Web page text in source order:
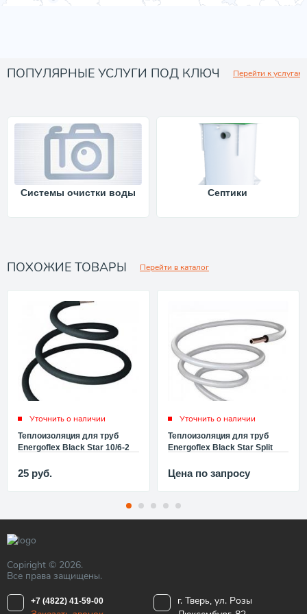
ПОПУЛЯРНЫЕ УСЛУГИ ПОД КЛЮЧ Перейти к услугам
Системы очистки воды Септики
ПОХОЖИЕ ТОВАРЫ Перейти в каталог
Уточнить о наличии
Теплоизоляция для труб
Energoflex Black Star 10/6-2
м, цвет черный)
25 руб.
Уточнить о наличии
Теплоизоляция для труб
Energoflex Black Star Split
длина 2 м, цвет белый)
Цена по запросу
Copiright © 2026.
Все права защищены.
+7 (4822) 41-59-00
г. Тверь, ул. Розы